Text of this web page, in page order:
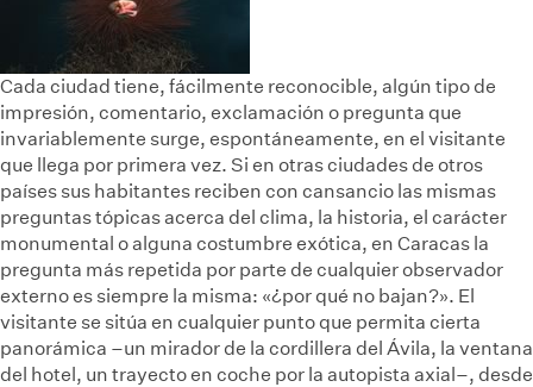
Cada ciudad tiene, fácilmente reconocible, algún tipo de
impresión, comentario, exclamación o pregunta que
invariablemente surge, espontáneamente, en el visitante
que llega por primera vez. Si en otras ciudades de otros
países sus habitantes reciben con cansancio las mismas
preguntas tópicas acerca del clima, la historia, el carácter
monumental o alguna costumbre exótica, en Caracas la
pregunta más repetida por parte de cualquier observador
externo es siempre la misma: «¿por qué no bajan?». El
visitante se sitúa en cualquier punto que permita cierta
panorámica –un mirador de la cordillera del Ávila, la ventana
del hotel, un trayecto en coche por la autopista axial–, desde